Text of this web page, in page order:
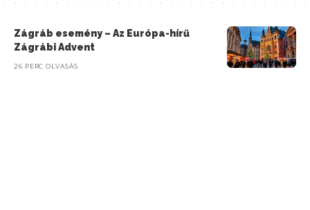
Zágráb esemény – Az Európa-hírű
Zágrábi Advent
26 PERC OLVASÁS